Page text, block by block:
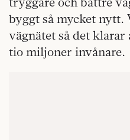
byggt så mycket nytt.
vägnätet så det
tio miljoner invånare.